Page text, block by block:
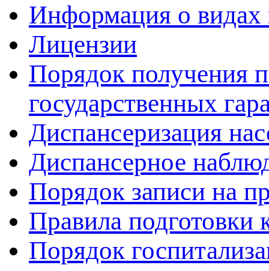
Информация о
Лицензии
Порядок получения
государственных
Диспансеризация
Диспансерное
Порядок записи на
Правила подготовки
Порядок